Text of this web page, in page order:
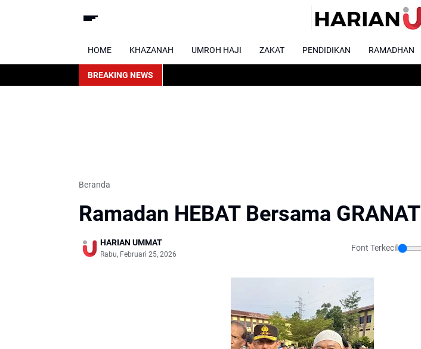
HOME KHAZANAH UMROH HAJI ZAKAT PENDIDIKAN RAMADHAN
BREAKING NEWS
Beranda
Ramadan HEBAT Bersama GRANAT
HARIAN UMMAT
Rabu, Februari 25, 2026
Font Terkecil